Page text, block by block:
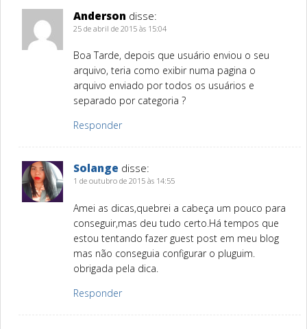
Anderson disse:
25 de abril de 2015 às 15:04
Boa Tarde, depois que usuário enviou o seu
arquivo, teria como exibir numa pagina o
arquivo enviado por todos os usuários e
separado por categoria ?
Responder
Solange disse:
1 de outubro de 2015 às 14:55
Amei as dicas,quebrei a cabeça um pouco para
conseguir,mas deu tudo certo.Há tempos que
estou tentando fazer guest post em meu blog
mas não conseguia configurar o pluguim.
obrigada pela dica.
Responder